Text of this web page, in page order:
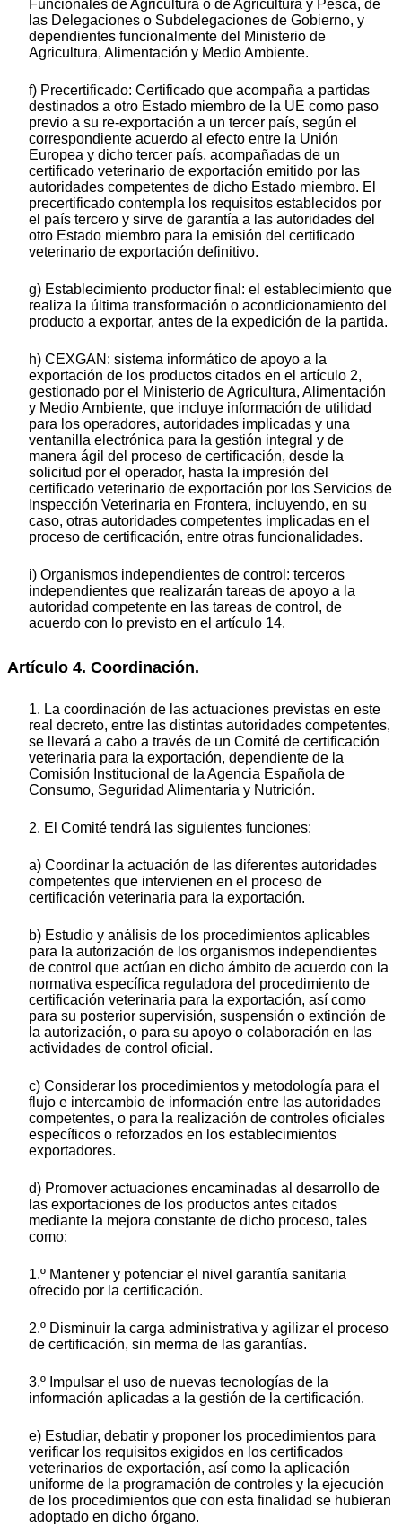
Funcionales de Agricultura o de Agricultura y Pesca, de
las Delegaciones o Subdelegaciones de Gobierno, y
dependientes funcionalmente del Ministerio de
Agricultura, Alimentación y Medio Ambiente.
f) Precertificado: Certificado que acompaña a partidas
destinados a otro Estado miembro de la UE como paso
previo a su re-exportación a un tercer país, según el
correspondiente acuerdo al efecto entre la Unión
Europea y dicho tercer país, acompañadas de un
certificado veterinario de exportación emitido por las
autoridades competentes de dicho Estado miembro. El
precertificado contempla los requisitos establecidos por
el país tercero y sirve de garantía a las autoridades del
otro Estado miembro para la emisión del certificado
veterinario de exportación definitivo.
g) Establecimiento productor final: el establecimiento que
realiza la última transformación o acondicionamiento del
producto a exportar, antes de la expedición de la partida.
h) CEXGAN: sistema informático de apoyo a la
exportación de los productos citados en el artículo 2,
gestionado por el Ministerio de Agricultura, Alimentación
y Medio Ambiente, que incluye información de utilidad
para los operadores, autoridades implicadas y una
ventanilla electrónica para la gestión integral y de
manera ágil del proceso de certificación, desde la
solicitud por el operador, hasta la impresión del
certificado veterinario de exportación por los Servicios de
Inspección Veterinaria en Frontera, incluyendo, en su
caso, otras autoridades competentes implicadas en el
proceso de certificación, entre otras funcionalidades.
i) Organismos independientes de control: terceros
independientes que realizarán tareas de apoyo a la
autoridad competente en las tareas de control, de
acuerdo con lo previsto en el artículo 14.
Artículo 4. Coordinación.
1. La coordinación de las actuaciones previstas en este
real decreto, entre las distintas autoridades competentes,
se llevará a cabo a través de un Comité de certificación
veterinaria para la exportación, dependiente de la
Comisión Institucional de la Agencia Española de
Consumo, Seguridad Alimentaria y Nutrición.
2. El Comité tendrá las siguientes funciones:
a) Coordinar la actuación de las diferentes autoridades
competentes que intervienen en el proceso de
certificación veterinaria para la exportación.
b) Estudio y análisis de los procedimientos aplicables
para la autorización de los organismos independientes
de control que actúan en dicho ámbito de acuerdo con la
normativa específica reguladora del procedimiento de
certificación veterinaria para la exportación, así como
para su posterior supervisión, suspensión o extinción de
la autorización, o para su apoyo o colaboración en las
actividades de control oficial.
c) Considerar los procedimientos y metodología para el
flujo e intercambio de información entre las autoridades
competentes, o para la realización de controles oficiales
específicos o reforzados en los establecimientos
exportadores.
d) Promover actuaciones encaminadas al desarrollo de
las exportaciones de los productos antes citados
mediante la mejora constante de dicho proceso, tales
como:
1.º Mantener y potenciar el nivel garantía sanitaria
ofrecido por la certificación.
2.º Disminuir la carga administrativa y agilizar el proceso
de certificación, sin merma de las garantías.
3.º Impulsar el uso de nuevas tecnologías de la
información aplicadas a la gestión de la certificación.
e) Estudiar, debatir y proponer los procedimientos para
verificar los requisitos exigidos en los certificados
veterinarios de exportación, así como la aplicación
uniforme de la programación de controles y la ejecución
de los procedimientos que con esta finalidad se hubieran
adoptado en dicho órgano.